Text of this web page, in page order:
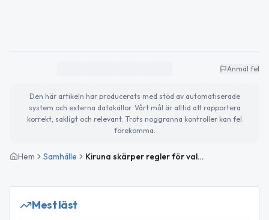
Anmäl fel
Den här artikeln har producerats med stöd av automatiserade
system och externa datakällor. Vårt mål är alltid att rapportera
korrekt, sakligt och relevant. Trots noggranna kontroller kan fel
förekomma.
Hem Samhälle Kiruna skärper regler för valpropaganda vid röstning
Mest läst